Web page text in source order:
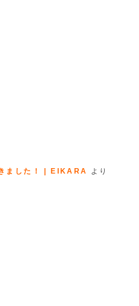
ました！ | EIKARA より